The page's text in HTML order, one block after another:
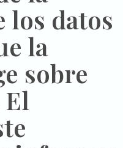
los datos
la
sobre